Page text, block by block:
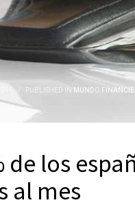
/ PUBLISHED IN MUNDO
de los
al mes